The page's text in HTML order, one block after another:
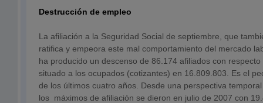
Destrucción de empleo
La afiliación a la Seguridad Social de septiembre, que
ratifica y empeora este mal comportamiento del mercado
ha producido un descenso de 86.174 afiliados con
situado a los ocupados (cotizantes) en 16.809.803. Es el
de los últimos cuatro años. Desde una perspectiva
los máximos de afiliación se dieron en julio de 2007 con